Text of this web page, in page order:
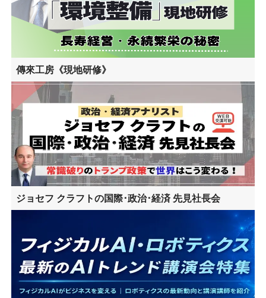
傳來工房《現地研修》
ジョセフ クラフトの国際･政治･経済 先見社長会